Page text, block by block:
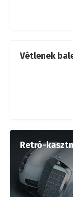
Vétlenek
Retró-